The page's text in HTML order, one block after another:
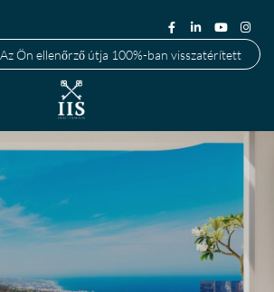
Az Ön ellenőrző útja 100%-ban visszatérített